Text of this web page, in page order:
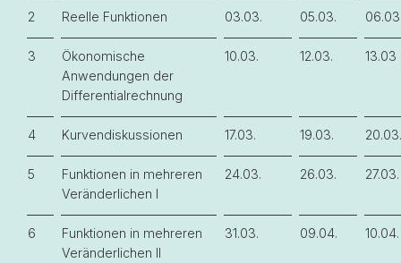
2 Reelle Funktionen 03.03. 05.03.
3
Ökonomische
Anwendungen der
Differentialrechnung
10.03. 12.03. 13.03
4 Kurvendiskussionen 17.03. 19.03. 20.03.
5
Funktionen in mehreren
Veränderlichen I
24.03. 26.03. 27.03.
6
Funktionen in mehreren
Veränderlichen II
31.03. 09.04. 10.04.